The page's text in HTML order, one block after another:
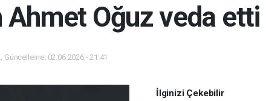
Oğuz veda etti
Güncelleme: 02.06.2026 - 21:41
İlginizi Çekebilir